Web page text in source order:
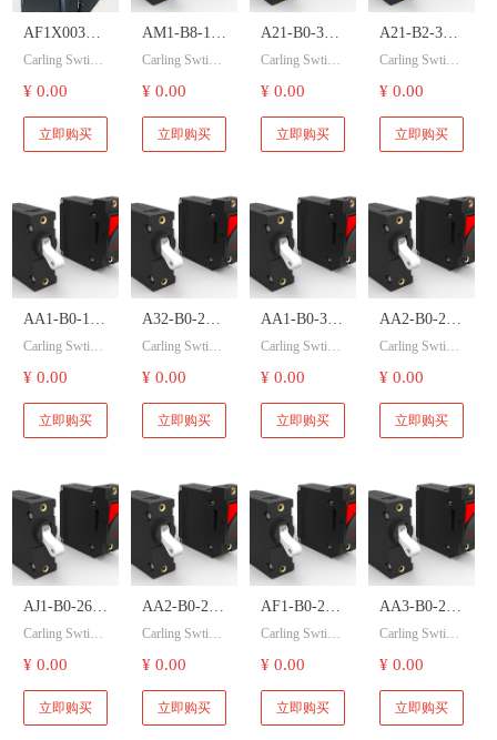
AF1X0038041F2D
Carling
Swtich 嘉灵
开关 热磁断
路器开关
Carling Swtich
液压磁断路器
开关。
¥ 0.00
立即购买
AM1-B8-12-
250-M01-C
Carling
Swtich 嘉灵
开关 液压磁
Carling Swtich
M01-C 液压磁
断路器开关。
¥ 0.00
立即购买
A21-B0-34-
615-131-E
Carling
Swtich 嘉灵
开关 液压磁
Carling Swtich
-E 液压磁断路
器开关。
¥ 0.00
立即购买
A21-B2-34-
615-131-E
Carling
Swtich 嘉灵
开关 液压磁
Carling Swtich
-E 液压磁断路
器开关。
¥ 0.00
立即购买
AA1-B0-10-
435-2D1-C
Carling
Swtich 嘉灵
开关 液压磁
Carling Swtich
嘉灵开关 AA1
1-C 液压磁断
路器开关。
¥ 0.00
立即购买
A32-B0-24-
630-421-C
Carling
Swtich 嘉灵
开关 液压磁
Carling Swtich
嘉灵开关 A32-
-C 液压磁断路
器开关。
¥ 0.00
立即购买
AA1-B0-34-
630-121-C
Carling
Swtich 嘉灵
开关 液压磁
Carling Swtich
嘉灵开关 AA1
1-C 液压磁断
路器开关。
¥ 0.00
立即购买
AA2-B0-24-
618-5D1-C
Carling
Swtich 嘉灵
开关 液压磁
Carling Swtich
嘉灵开关 AA1
1-C 液压磁断
路器开关。
¥ 0.00
立即购买
AJ1-B0-26-
620-123-D
Carling
Swtich 嘉灵
开关 液压磁
Carling Swtich
1-C 液压磁断
路器开关。
¥ 0.00
立即购买
AA2-B0-26-
620-3B2-C
Carling
Swtich 嘉灵
开关 液压磁
Carling Swtich
1-C 液压磁断
路器开关。
¥ 0.00
立即购买
AF1-B0-26-
617-232-D
Carling
Swtich 嘉灵
开关 液压磁
Carling Swtich
1-C 液压磁断
路器开关。
¥ 0.00
立即购买
AA3-B0-22-
625-2B1-C
Carling
Swtich 嘉灵
开关 液压磁
Carling Swtich
1-C 液压磁断
路器开关。
¥ 0.00
立即购买